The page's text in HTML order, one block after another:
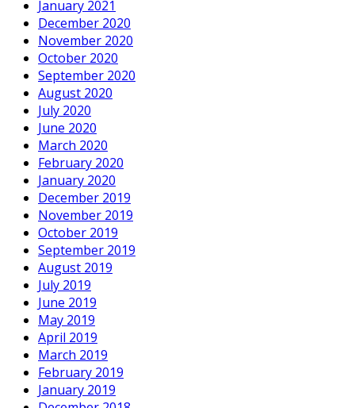
January 2021
December 2020
November 2020
October 2020
September 2020
August 2020
July 2020
June 2020
March 2020
February 2020
January 2020
December 2019
November 2019
October 2019
September 2019
August 2019
July 2019
June 2019
May 2019
April 2019
March 2019
February 2019
January 2019